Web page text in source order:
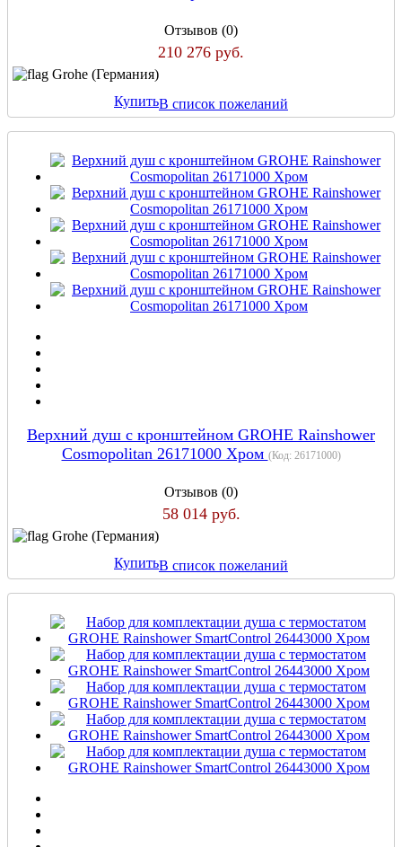
Отзывов (0)
210 276 руб.
Grohe (Германия)
КупитьВ список пожеланий
Верхний душ с кронштейном GROHE Rainshower
Cosmopolitan 26171000 Хром (Код: 26171000)
Отзывов (0)
58 014 руб.
Grohe (Германия)
КупитьВ список пожеланий